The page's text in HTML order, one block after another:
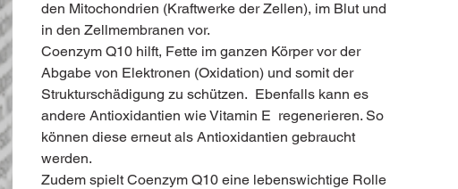
den Mitochondrien (Kraftwerke der Zellen), im Blut und
in den Zellmembranen vor.
Coenzym Q10 hilft, Fette im ganzen Körper vor der
Abgabe von Elektronen (Oxidation) und somit der
Strukturschädigung zu schützen. Ebenfalls kann es
andere Antioxidantien wie Vitamin E regenerieren. So
können diese erneut als Antioxidantien gebraucht
werden.
Zudem spielt Coenzym Q10 eine lebenswichtige Rolle